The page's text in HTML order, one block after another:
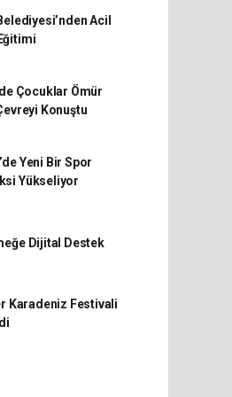
Acil
Çocuklar Ömür
Konuştu
Yeni Bir Spor
Yükseliyor
Dijital Destek
Karadeniz Festivali